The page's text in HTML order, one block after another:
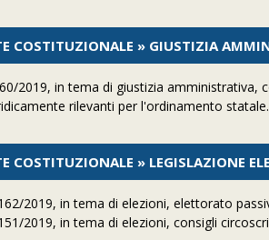
COSTITUZIONALE » GIUSTIZIA
2019, in tema di giustizia
rilevanti per l'ordinamento statale.
COSTITUZIONALE » LEGISLAZIONE
2019, in tema di elezioni, elettorato
2019, in tema di elezioni, consigli